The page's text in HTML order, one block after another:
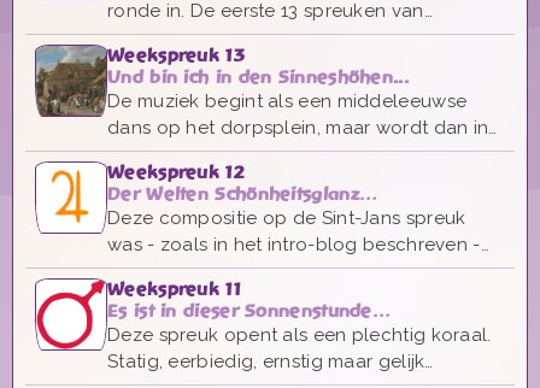
ronde in. De eerste 13 spreuken van
Saturnus naar Maan en weer terug, hebben
we doorlopen en beginnen nogmaals bij
Saturnus.
Weekspreuk 13
Und bin ich in den Sinneshöhen...
De muziek begint als een middeleeuwse
dans op het dorpsplein, maar wordt dan in
haar uitbundigheid plots teruggeroepen in
de ernst. Saturnus en Uriël kloppen aan:
Zoek je verwantschap met de geest, in
plaats van de zinnelijke hoogtes.
Weekspreuk 12
Der Welten Schönheitsglanz…
Deze compositie op de Sint-Jans spreuk
was - zoals in het intro-blog beschreven -
de eerste weekspreuk die ik componeerde.
Het wijkt qua toonzetting wat af van de
andere spreuken.
Weekspreuk 11
Es ist in dieser Sonnenstunde…
Deze spreuk opent als een plechtig koraal.
Statig, eerbiedig, ernstig maar gelijk